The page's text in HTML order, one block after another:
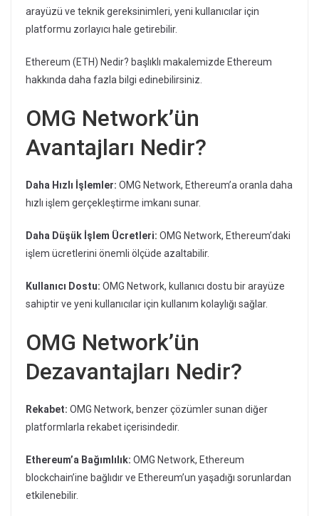
arayüzü ve teknik gereksinimleri, yeni kullanıcılar için
platformu zorlayıcı hale getirebilir.
Ethereum (ETH) Nedir? başlıklı makalemizde Ethereum
hakkında daha fazla bilgi edinebilirsiniz.
OMG Network’ün
Avantajları Nedir?
Daha Hızlı İşlemler: OMG Network, Ethereum’a oranla daha
hızlı işlem gerçekleştirme imkanı sunar.
Daha Düşük İşlem Ücretleri: OMG Network, Ethereum’daki
işlem ücretlerini önemli ölçüde azaltabilir.
Kullanıcı Dostu: OMG Network, kullanıcı dostu bir arayüze
sahiptir ve yeni kullanıcılar için kullanım kolaylığı sağlar.
OMG Network’ün
Dezavantajları Nedir?
Rekabet: OMG Network, benzer çözümler sunan diğer
platformlarla rekabet içerisindedir.
Ethereum’a Bağımlılık: OMG Network, Ethereum
blockchain’ine bağlıdır ve Ethereum’un yaşadığı sorunlardan
etkilenebilir.